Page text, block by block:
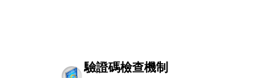
驗證碼檢查機制